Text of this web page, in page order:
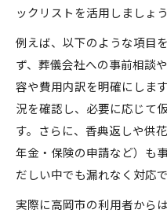
ックリストを活用しましょう
例えば、以下のような項目
ず、葬儀会社への事前相談
容や費用内訳を明確にしま
況を確認し、必要に応じて
す。さらに、香典返しや供
年金・保険の申請など）も
だしい中でも漏れなく対応で
実際に高岡市の利用者から